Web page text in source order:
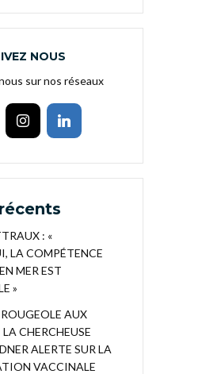
NOUS
sur nos réseaux
: «
LA COMPÉTENCE
MER EST
»
AUX
CHERCHEUSE
ALERTE SUR LA
VACCINALE